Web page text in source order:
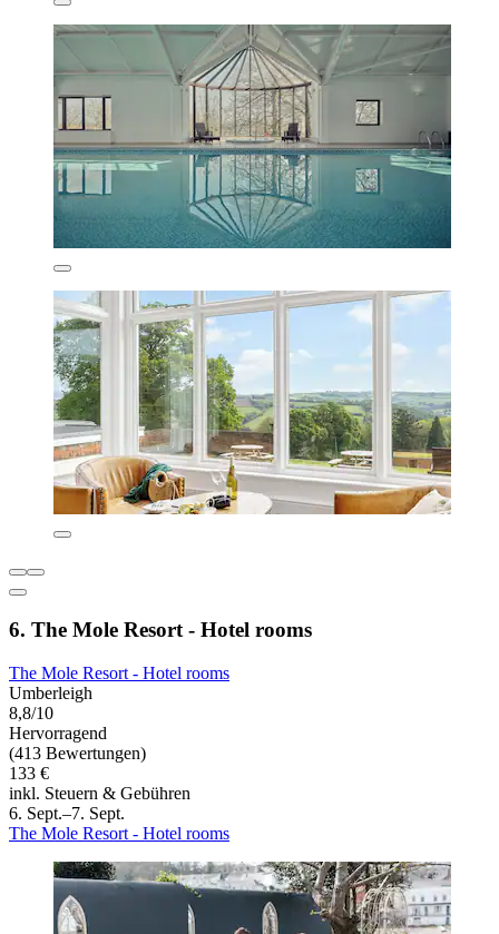
6. The Mole Resort - Hotel rooms
The Mole Resort - Hotel rooms
Umberleigh
8,8/10
Hervorragend
(413 Bewertungen)
133 €
inkl. Steuern & Gebühren
6. Sept.–7. Sept.
The Mole Resort - Hotel rooms